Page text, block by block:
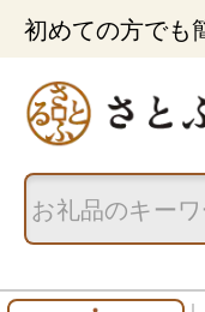
初めての方でも